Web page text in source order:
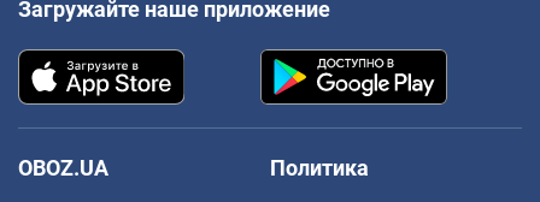
Загружайте наше приложение
OBOZ.UA
Политика